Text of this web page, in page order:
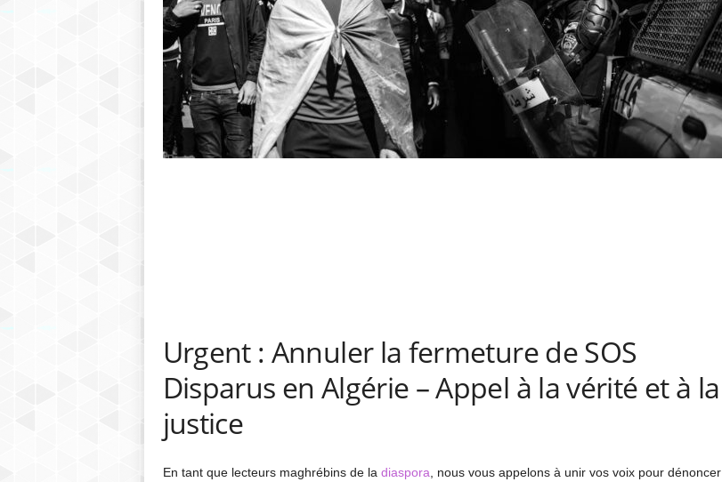
Urgent : Annuler la fermeture de SOS
Disparus en Algérie – Appel à la vérité et à la
justice
En tant que lecteurs maghrébins de la diaspora , nous vous appelons à unir vos voix pour dénoncer